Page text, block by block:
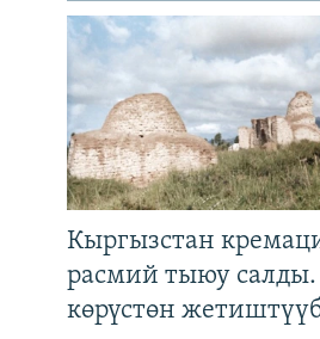
Кыргызстан
расмий тыюу салды.
көрүстөн